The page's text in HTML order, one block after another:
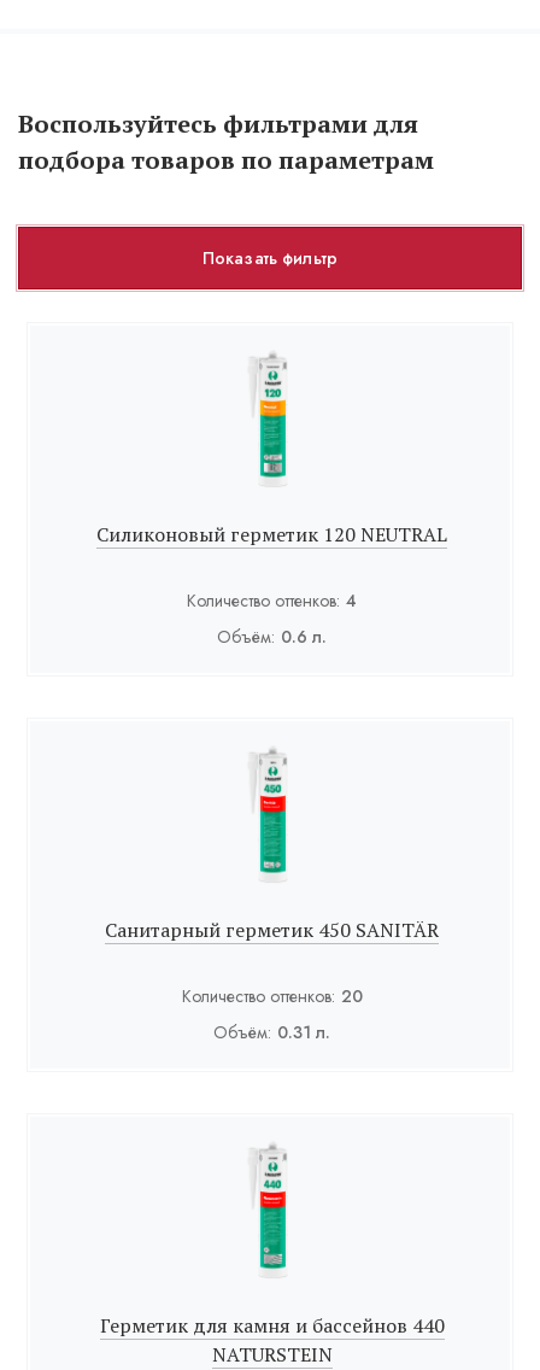
Воспользуйтесь фильтрами для
подбора товаров по параметрам
Показать фильтр
Силиконовый герметик 120 NEUTRAL
Количество оттенков: 4
Объём: 0.6 л.
Санитарный герметик 450 SANITÄR
Количество оттенков: 20
Объём: 0.31 л.
Герметик для камня и бассейнов 440
NATURSTEIN